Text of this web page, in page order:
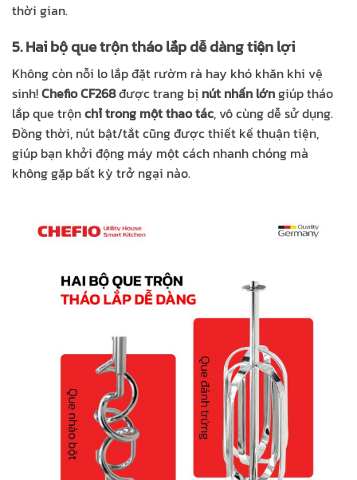
thời gian.
5. Hai bộ que trộn tháo lắp dễ dàng tiện lợi
Không còn nỗi lo lắp đặt rườm rà hay khó khăn khi vệ
sinh!Chefio CF268được trang bị nút nhấn lớngiúp tháo
lắp que trộnchỉ trong một thao tác, vô cùng dễ sử dụng.
Đồng thời, nút bật/tắt cũng được thiết kế thuận tiện,
giúp bạn khởi động máy một cách nhanh chóng mà
không gặp bất kỳ trở ngại nào.